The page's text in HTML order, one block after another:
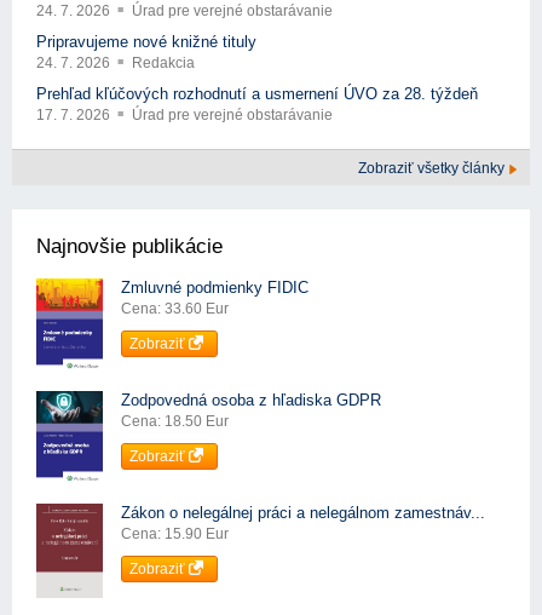
24. 7. 2026 Úrad pre verejné obstarávanie
Pripravujeme nové knižné tituly
24. 7. 2026 Redakcia
Prehľad kľúčových rozhodnutí a usmernení ÚVO za 28. týždeň
17. 7. 2026 Úrad pre verejné obstarávanie
Zobraziť všetky články
Najnovšie publikácie
Zmluvné podmienky FIDIC
Cena: 33.60 Eur
Zobraziť
Zodpovedná osoba z hľadiska GDPR
Cena: 18.50 Eur
Zobraziť
Zákon o nelegálnej práci a nelegálnom zamestnáv...
Cena: 15.90 Eur
Zobraziť